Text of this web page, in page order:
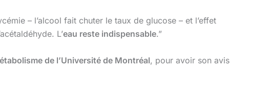
– l’alcool fait chuter le taux de glucose – et l’effet
L’eau reste indispensable.”
de l’Université de Montréal, pour avoir son avis